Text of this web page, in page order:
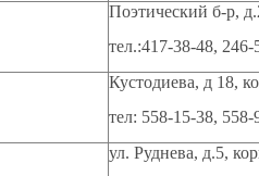
Поэтический б-р,
тел.:417-38-48, 246-
Кустодиева, д 18,
тел: 558-15-38, 558-
ул. Руднева, д.5,